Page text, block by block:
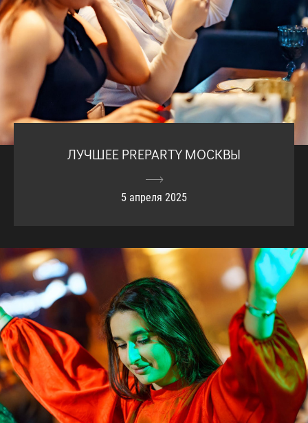
ЛУЧШЕЕ PREPARTY МОСКВЫ
5 апреля 2025